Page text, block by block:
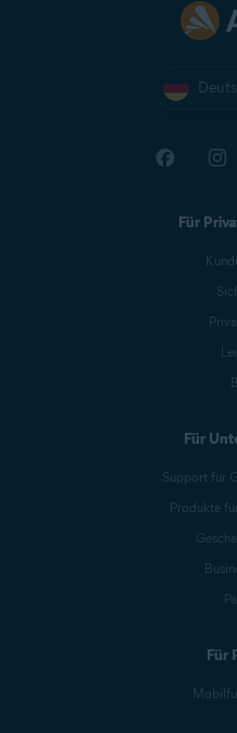
Für
Für
Support für
Produkte
Für